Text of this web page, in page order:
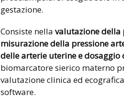
gestazione.
Consiste nella valutazione della
misurazione della pressione
delle arterie uterine e dosaggio
biomarcatore sierico materno
valutazione clinica ed
software.